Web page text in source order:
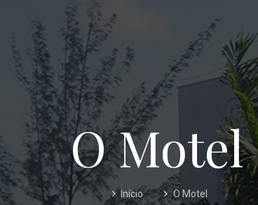
O Motel
Início O Motel